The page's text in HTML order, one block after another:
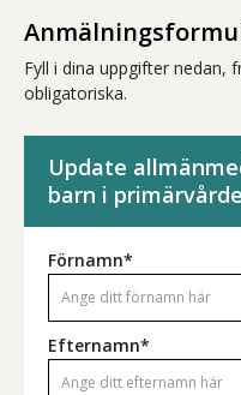
Fyll i dina uppgifter nedan,
obligatoriska.
Update
barn i
Förnamn*
Efternamn*